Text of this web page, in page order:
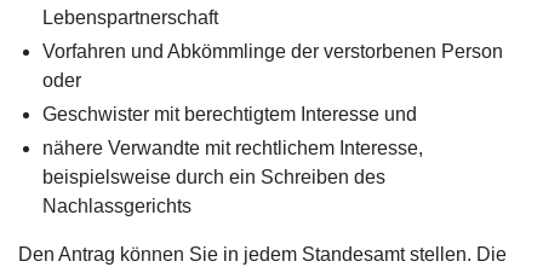
Lebenspartnerschaft
Vorfahren und Abkömmlinge der verstorbenen Person
oder
Geschwister mit berechtigtem Interesse und
nähere Verwandte mit rechtlichem Interesse,
beispielsweise durch ein Schreiben des
Nachlassgerichts
Den Antrag können Sie in jedem Standesamt stellen. Die